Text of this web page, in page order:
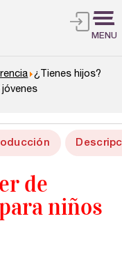
MENU
¿Tienes hijos?
jóvenes
de
niños